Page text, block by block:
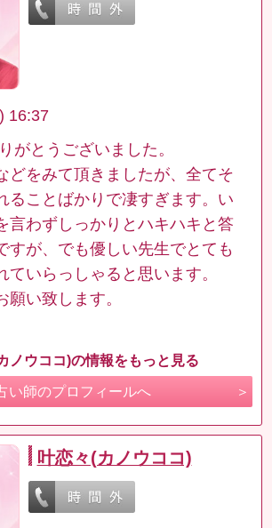
16:37
がとうございました。
どをみて頂きましたが、全てそ
ることばかりで凄すぎます。い
言わずしっかりとハキハキと答
すが、でも優しい先生でとても
ていらっしゃると思います。
願い致します。
ノウココ)の情報をもっと見る
い師のプロフィールへ
叶恋々(カノウココ)